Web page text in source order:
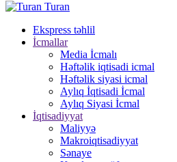
Turan
Ekspress təhlil
İcmallar
Media İcmalı
Həftəlik iqtisadi icmal
Həftəlik siyasi icmal
Aylıq İqtisadi İcmal
Aylıq Siyasi İcmal
İqtisadiyyat
Maliyyə
Makroiqtisadiyyat
Sənaye